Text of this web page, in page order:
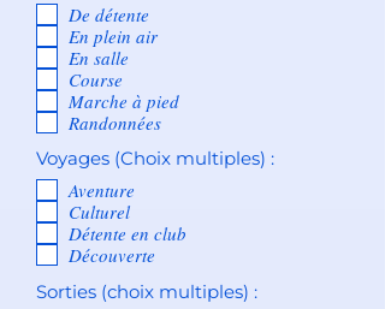
De détente
En plein air
En salle
Course
Marche à pied
Randonnées
Voyages (Choix multiples) :
Aventure
Culturel
Détente en club
Découverte
Sorties (choix multiples) :